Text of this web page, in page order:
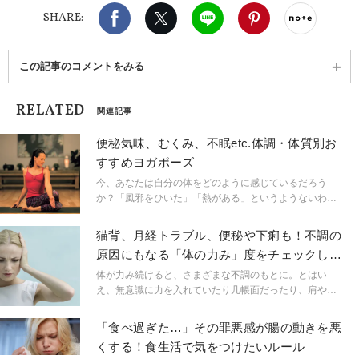
SHARE:
Facebook X（旧twitter）
LINE Pinterest
この記事のコメントをみる
RELATED 関連記事
便秘気味、むくみ、不眠etc.体調・体質別お
すすめヨガポーズ
今、あなたは自分の体をどのように感じているだろう
か？「風邪をひいた」「熱がある」というようないわゆ
味」「目が充血している」「ニキビができた」「焦って
いる」といった些細な状態にまで目を向けてみることは
とても大切なことだ。アーユルヴェーダの考えで、それ
らの状態を整えることができる。ドーシャ（エネルギ
ー）ごとに、体調のバランスを整えるポーズを紹介す
猫背、月経トラブル、便秘や下痢も！不調の
原因にもなる「体の力み」度をチェックしよ
う
体が力み続けると、さまざまな不調のもとに。とはい
え、無意識に力を入れていたり几帳面だったり、肩や腰
「力み」と隣り合わせ。まずは日常生活やヨガの動きを
見直し、力みの現状を把握しましょう。
「食べ過ぎた…」その罪悪感が腸の動きを悪
くする！食生活で気をつけたいルール